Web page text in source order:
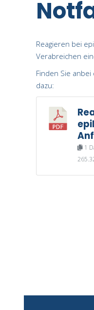
Reagieren bei
Verabreichen
Finden Sie anbei
dazu:
1